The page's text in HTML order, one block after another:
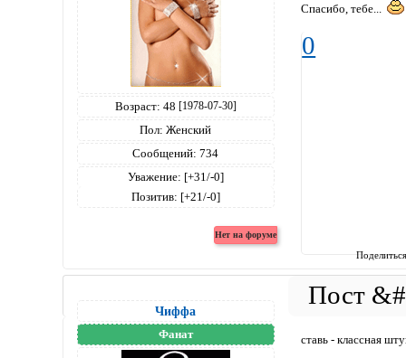
Возраст: 48 [1978-07-30]
Пол: Женский
Сообщений: 734
Уважение: [+31/-0]
Позитив: [+21/-0]
Спасибо, тебе...
0
Чиффа
Фанат ставь - классная